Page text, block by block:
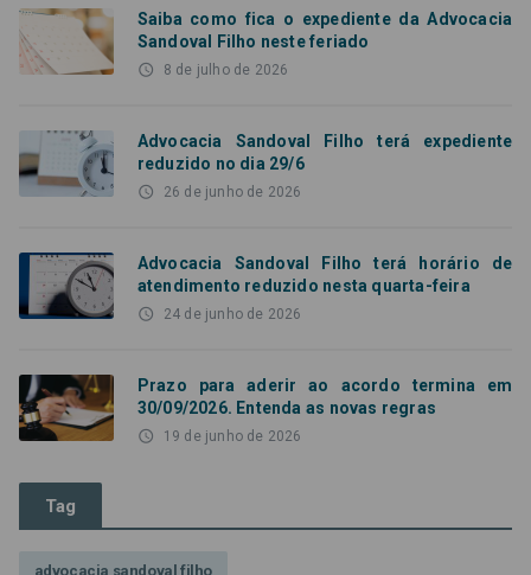
Saiba como fica o expediente da Advocacia
Sandoval Filho neste feriado
access_time 8 de julho de 2026
Advocacia Sandoval Filho terá expediente
reduzido no dia 29/6
access_time 26 de junho de 2026
Advocacia Sandoval Filho terá horário de
atendimento reduzido nesta quarta-feira
access_time 24 de junho de 2026
Prazo para aderir ao acordo termina em
30/09/2026. Entenda as novas regras
access_time 19 de junho de 2026
Tag
advocacia sandoval filho